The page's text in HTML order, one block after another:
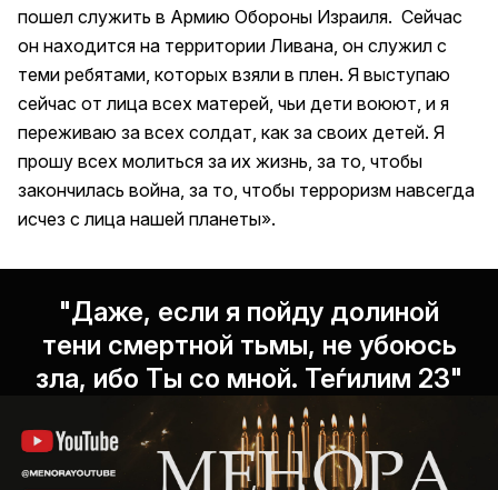
пошел служить в Армию Обороны Израиля. Сейчас
он находится на территории Ливана, он служил с
теми ребятами, которых взяли в плен. Я выступаю
сейчас от лица всех матерей, чьи дети воюют, и я
переживаю за всех солдат, как за своих детей. Я
прошу всех молиться за их жизнь, за то, чтобы
закончилась война, за то, чтобы терроризм навсегда
исчез с лица нашей планеты».
"Даже, если я пойду долиной
тени смертной тьмы, не убоюсь
зла, ибо Ты со мной. Теѓилим 23"